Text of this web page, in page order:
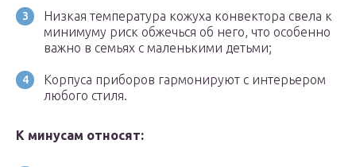
Низкая температура кожуха конвектора свела к
минимуму риск обжечься об него, что особенно
важно в семьях с маленькими детьми;
Корпуса приборов гармонируют с интерьером
любого стиля.
К минусам относят: